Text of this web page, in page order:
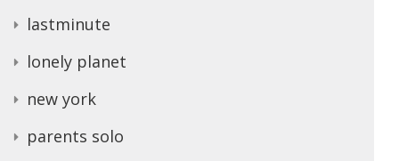
lastminute
lonely planet
new york
parents solo